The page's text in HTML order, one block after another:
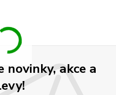
novinky, akce a